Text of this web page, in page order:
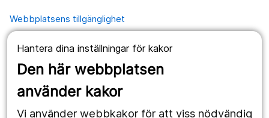
Hantera dina inställningar för kakor
Den här webbplatsen
använder kakor
Vi använder webbkakor för att viss nödvändig
Webbplatsens tillgänglighet
Våra webbplatser
1177.se